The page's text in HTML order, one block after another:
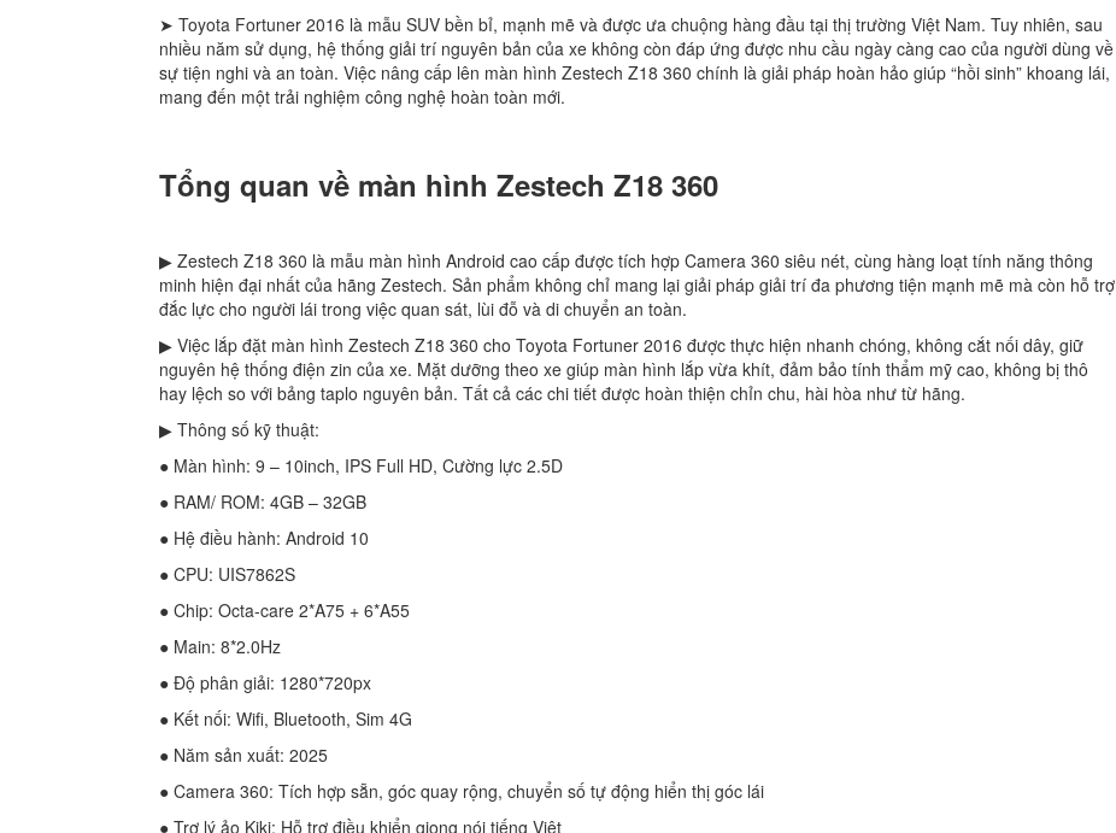
➤ Toyota Fortuner 2016 là mẫu SUV bền bỉ, mạnh mẽ và được ưa chuộng hàng đầu tại thị trường Việt Nam. Tuy nhiên, sau
nhiều năm sử dụng, hệ thống giải trí nguyên bản của xe không còn đáp ứng được nhu cầu ngày càng cao của người dùng về
sự tiện nghi và an toàn. Việc nâng cấp lên màn hình Zestech Z18 360 chính là giải pháp hoàn hảo giúp “hồi sinh” khoang lái,
mang đến một trải nghiệm công nghệ hoàn toàn mới.
Tổng quan về màn hình Zestech Z18 360
▶ Zestech Z18 360 là mẫu màn hình Android cao cấp được tích hợp Camera 360 siêu nét, cùng hàng loạt tính năng thông
minh hiện đại nhất của hãng Zestech. Sản phẩm không chỉ mang lại giải pháp giải trí đa phương tiện mạnh mẽ mà còn hỗ trợ
đắc lực cho người lái trong việc quan sát, lùi đỗ và di chuyển an toàn.
▶ Việc lắp đặt màn hình Zestech Z18 360 cho Toyota Fortuner 2016 được thực hiện nhanh chóng, không cắt nối dây, giữ
nguyên hệ thống điện zin của xe. Mặt dưỡng theo xe giúp màn hình lắp vừa khít, đảm bảo tính thẩm mỹ cao, không bị thô
hay lệch so với bảng taplo nguyên bản. Tất cả các chi tiết được hoàn thiện chỉn chu, hài hòa như từ hãng.
▶ Thông số kỹ thuật:
● Màn hình: 9 – 10inch, IPS Full HD, Cường lực 2.5D
● RAM/ ROM: 4GB – 32GB
● Hệ điều hành: Android 10
● CPU: UIS7862S
● Chip: Octa-care 2*A75 + 6*A55
● Main: 8*2.0Hz
● Độ phân giải: 1280*720px
● Kết nối: Wifi, Bluetooth, Sim 4G
● Năm sản xuất: 2025
● Camera 360: Tích hợp sẵn, góc quay rộng, chuyển số tự động hiển thị góc lái
● Trợ lý ảo Kiki: Hỗ trợ điều khiển giọng nói tiếng Việt